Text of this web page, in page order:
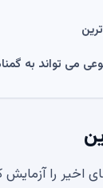
می تواند به
اخیر را